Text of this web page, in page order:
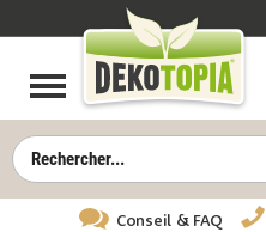
Conseil& FAQ